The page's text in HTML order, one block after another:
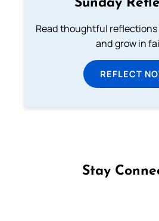
Sunday
Read thoughtful
and grow in
REFLECT
Stay